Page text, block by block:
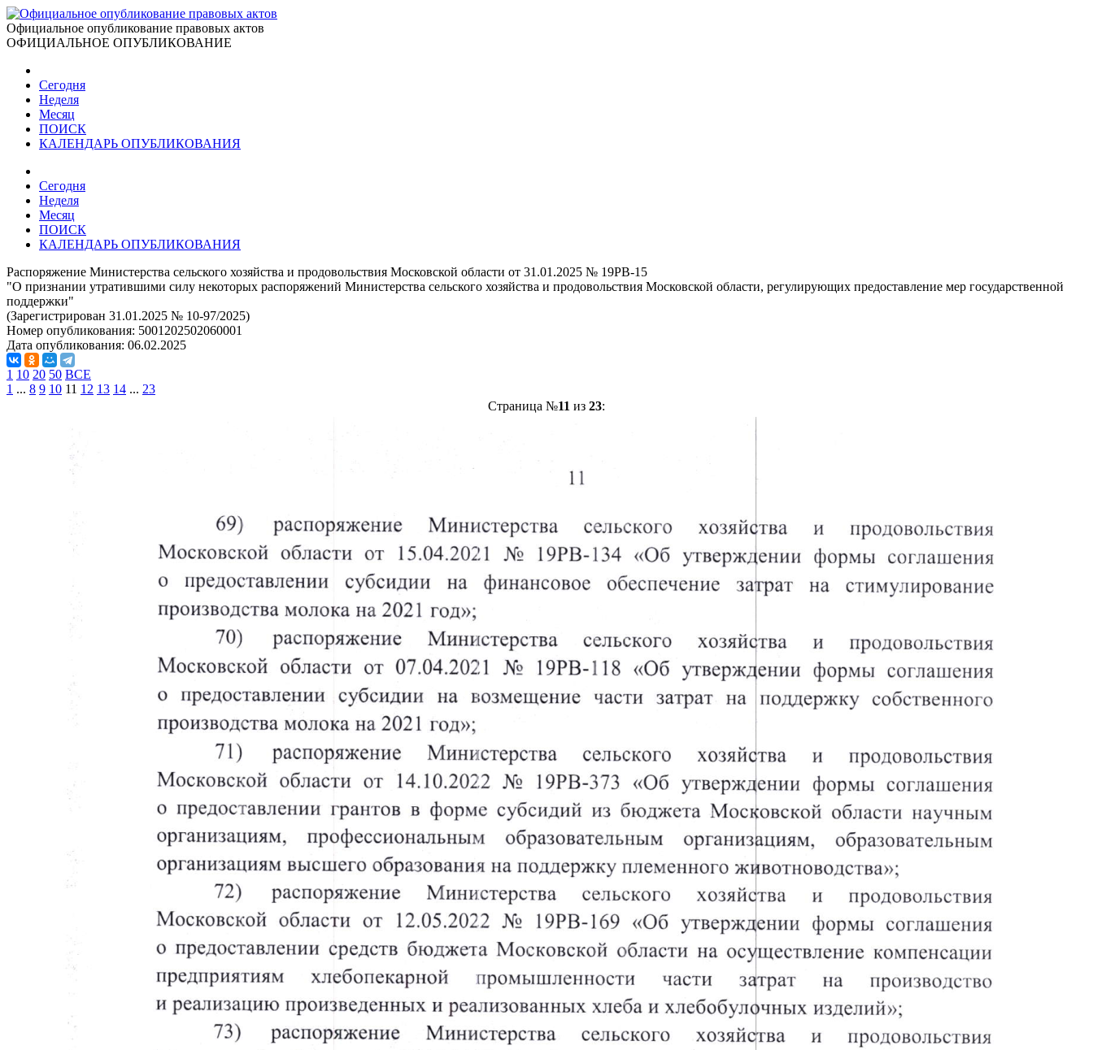
Официальное опубликование правовых актов
ОФИЦИАЛЬНОЕ ОПУБЛИКОВАНИЕ
Сегодня
Неделя
Месяц
ПОИСК
КАЛЕНДАРЬ ОПУБЛИКОВАНИЯ
Сегодня
Неделя
Месяц
ПОИСК
КАЛЕНДАРЬ ОПУБЛИКОВАНИЯ
Распоряжение Министерства сельского хозяйства и продовольствия Московской области от 31.01.2025 № 19РВ-15
"О признании утратившими силу некоторых распоряжений Министерства сельского хозяйства и продовольствия Московской области, регулирующих предоставление мер государственной
поддержки"
(Зарегистрирован 31.01.2025 № 10-97/2025)
Номер опубликования: 5001202502060001
Дата опубликования: 06.02.2025
1 10 20 50 ВСЕ
1 ... 8 9 10 11 12 13 14 ... 23
Страница №11 из 23: